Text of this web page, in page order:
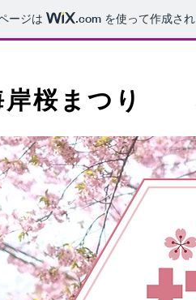
ージは .com を使って作成さ
桜まつり